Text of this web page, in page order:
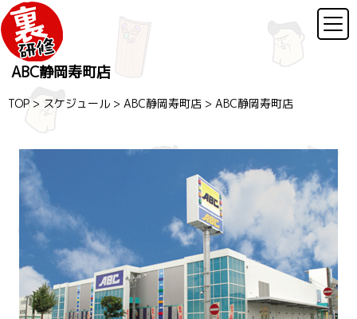
ABC静岡寿町店
TOP > スケジュール > ABC静岡寿町店 > ABC静岡寿町店